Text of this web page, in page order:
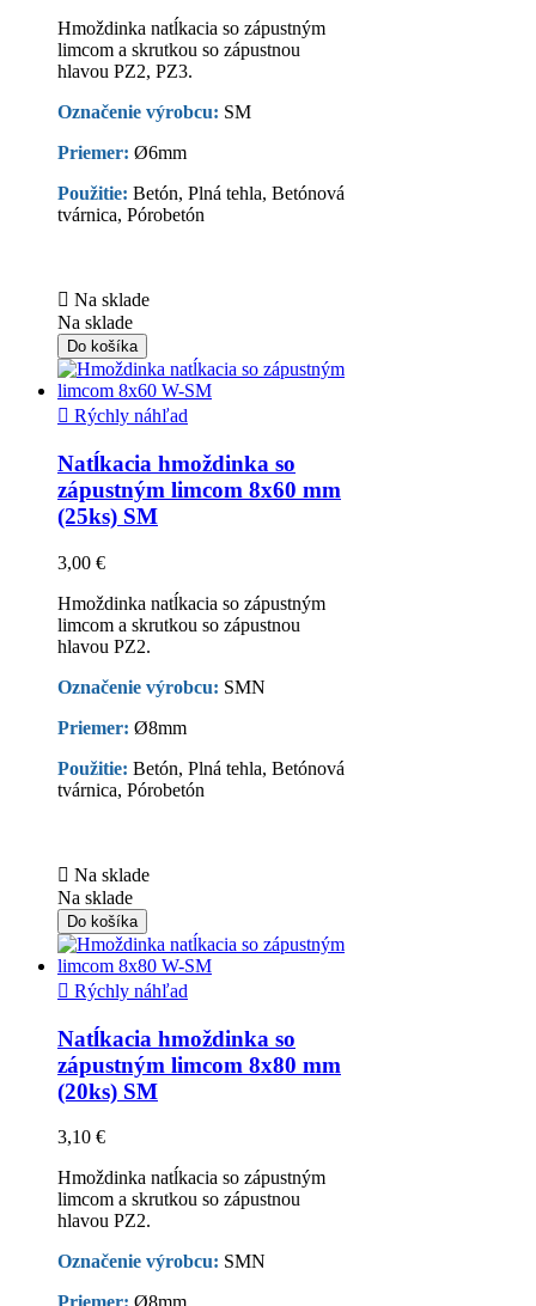
Hmoždinka natĺkacia so zápustným
limcom a skrutkou so zápustnou
hlavou PZ2, PZ3.
Označenie výrobcu: SM
Priemer: Ø6mm
Použitie: Betón, Plná tehla, Betónová
tvárnica, Pórobetón
 Na sklade
Na sklade
Do košíka
 Rýchly náhľad
Natĺkacia hmoždinka so
zápustným limcom 8x60 mm
(25ks) SM
3,00 €
Hmoždinka natĺkacia so zápustným
limcom a skrutkou so zápustnou
hlavou PZ2.
Označenie výrobcu: SMN
Priemer: Ø8mm
Použitie: Betón, Plná tehla, Betónová
tvárnica, Pórobetón
 Na sklade
Na sklade
Do košíka
 Rýchly náhľad
Natĺkacia hmoždinka so
zápustným limcom 8x80 mm
(20ks) SM
3,10 €
Hmoždinka natĺkacia so zápustným
limcom a skrutkou so zápustnou
hlavou PZ2.
Označenie výrobcu: SMN